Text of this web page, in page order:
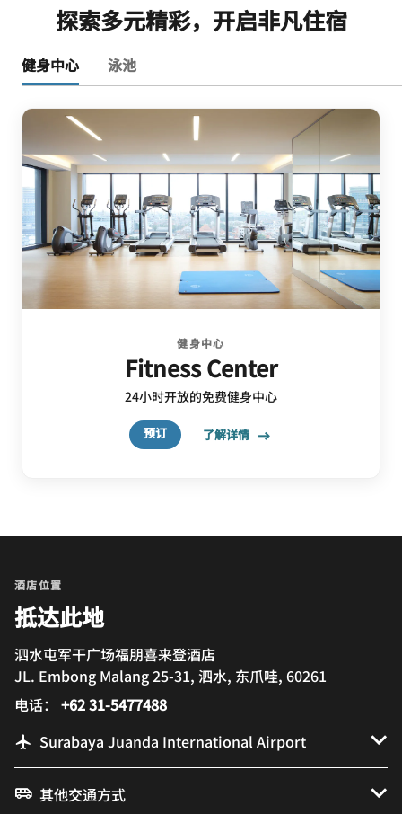
探索多元精彩，开启非凡住宿
健身中心 泳池
健身中心
Fitness Center
24小时开放的免费健身中心
预订 了解详情
酒店位置
抵达此地
泗水屯军干广场福朋喜来登酒店
JL. Embong Malang 25-31, 泗水, 东爪哇, 60261
电话： +62 31-5477488
Surabaya Juanda International Airport
其他交通方式